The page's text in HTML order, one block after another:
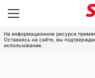
На информационном ресурсе
Оставаясь на сайте, вы
использование.